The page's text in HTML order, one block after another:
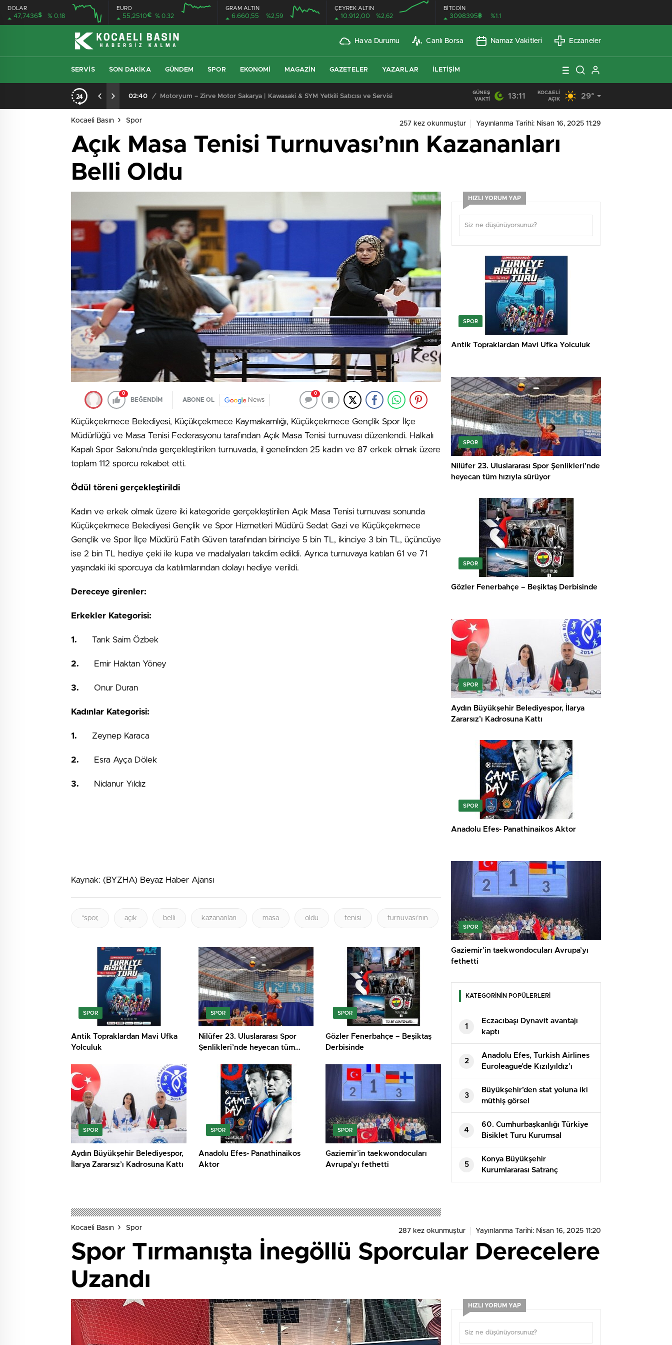
DOLAR
47,7436$ % 0.18
EURO
55,2510€ % 0.32
GRAM ALTIN
6.660,55 %2,59
ÇEYREK ALTIN
10.912,00 %2,62
BİTCOİN
3098395฿ %1.1
Hava Durumu Canlı Borsa Namaz Vakitleri Eczaneler
SERVIS SON DAKIKA GÜNDEM SPOR EKONOMI MAGAZIN GAZETELER YAZARLAR İLETIŞIM
02:40 / Motoryum – Zirve Motor Sakarya | Kawasaki & SYM Yetkili Satıcısı ve Servisi 13:53 / SEO Uyumlu Web Siteleri Uzun Vadede Ne Kazandırır?
GÜNEŞ
VAKTI
13:11
KOCAELI
AÇIK
29°
Kocaeli Basın Spor 257 kez okunmuştur Yayınlanma Tarihi: Nisan 16, 2025 11:29
Açık Masa Tenisi Turnuvası’nın Kazananları
Belli Oldu
0
BEĞENDİM ABONE OL News
0
Küçükçekmece Belediyesi, Küçükçekmece Kaymakamlığı, Küçükçekmece Gençlik Spor İlçe
Müdürlüğü ve Masa Tenisi Federasyonu tarafından Açık Masa Tenisi turnuvası düzenlendi. Halkalı
Kapalı Spor Salonu’nda gerçekleştirilen turnuvada, il genelinden 25 kadın ve 87 erkek olmak üzere
toplam 112 sporcu rekabet etti.
Ödül töreni gerçekleştirildi
Kadın ve erkek olmak üzere iki kategoride gerçekleştirilen Açık Masa Tenisi turnuvası sonunda
Küçükçekmece Belediyesi Gençlik ve Spor Hizmetleri Müdürü Sedat Gazi ve Küçükçekmece
Gençlik ve Spor İlçe Müdürü Fatih Güven tarafından birinciye 5 bin TL, ikinciye 3 bin TL, üçüncüye
ise 2 bin TL hediye çeki ile kupa ve madalyaları takdim edildi. Ayrıca turnuvaya katılan 61 ve 71
yaşındaki iki sporcuya da katılımlarından dolayı hediye verildi.
Dereceye girenler:
Erkekler Kategorisi:
1. Tarık Saim Özbek
2. Emir Haktan Yöney
3. Onur Duran
Kadınlar Kategorisi:
1. Zeynep Karaca
2. Esra Ayça Dölek
3. Nidanur Yıldız
Kaynak: (BYZHA) Beyaz Haber Ajansı
"spor, açık belli kazananları masa oldu tenisi turnuvası’nın
SPOR
Antik Topraklardan Mavi Ufka
Yolculuk
SPOR
Nilüfer 23. Uluslararası Spor
Şenlikleri’nde heyecan tüm
SPOR
Gözler Fenerbahçe – Beşiktaş
Derbisinde
SPOR
Aydın Büyükşehir Belediyespor,
İlarya Zararsız’ı Kadrosuna Kattı
SPOR
Anadolu Efes- Panathinaikos
Aktor
SPOR
Gaziemir’in taekwondocuları
Avrupa’yı fethetti
HIZLI YORUM YAP
SPOR
Antik Topraklardan Mavi Ufka Yolculuk
SPOR
Nilüfer 23. Uluslararası Spor Şenlikleri’nde
heyecan tüm hızıyla sürüyor
SPOR
Gözler Fenerbahçe – Beşiktaş Derbisinde
SPOR
Aydın Büyükşehir Belediyespor, İlarya
Zararsız’ı Kadrosuna Kattı
SPOR
Anadolu Efes- Panathinaikos Aktor
SPOR
Gaziemir’in taekwondocuları Avrupa’yı
fethetti
KATEGORİNİN POPÜLERLERİ
1
Eczacıbaşı Dynavit avantajı
kaptı
2
Anadolu Efes, Turkish Airlines
Euroleague’de Kızılyıldız’ı
Ağırlayacak
3
Büyükşehir’den stat yoluna iki
müthiş görsel
4
60. Cumhurbaşkanlığı Türkiye
Bisiklet Turu Kurumsal
Destekçileri ve Sponsorları
Mücadeleyi Zirveye Taşıyor
5
Konya Büyükşehir
Kurumlararası Satranç
Turnuvası Strateji ve Zekayı
Kocaeli Basın Spor 287 kez okunmuştur Yayınlanma Tarihi: Nisan 16, 2025 11:20
Spor Tırmanışta İnegöllü Sporcular Derecelere
Uzandı
HIZLI YORUM YAP